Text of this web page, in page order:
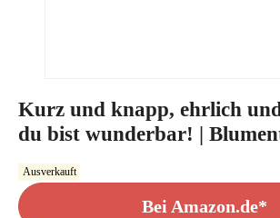
Kurz und knapp, ehrlich
du bist wunderbar! |
(ø16cm) mit Bilderrahmen
Fotos (10x15cm)
Ausverkauft
Bei Amazon.de*